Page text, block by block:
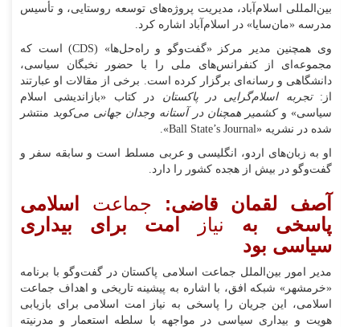
بین‌المللی اسلام‌آباد، مدیریت پروژه‌های توسعه روستایی، و تأسیس
مدرسه «مان‌سایا» در اسلام‌آباد اشاره کرد.
وی همچنین مدیر مرکز «گفت‌وگو و راه‌حل‌ها» (CDS) است که
مجموعه‌ای از کنفرانس‌های ملی را با حضور نخبگان سیاسی،
دانشگاهی و رسانه‌ای برگزار کرده است. برخی از مقالات او عبارتند
از:تجربه اسلام‌گرایی در پاکستان در کتاب «بازاندیشی اسلام
سیاسی» وکشمیر همچنان در آستانه وجدان جهانی می‌کوبد منتشر
شده در نشریه «Ball State’s Journal».
او به زبان‌های اردو، انگلیسی و عربی مسلط است و سابقه سفر و
گفت‌وگو در بیش از هجده کشور را دارد.
آصف لقمان قاضی: جماعت
اسلامی
پاسخی به نیاز
امت برای بیداری
سیاسی بود
مدیر امور بین‌الملل جماعت اسلامی پاکستان در گفت‌وگو با برنامه
«خرمشهر» شبکه افق، با اشاره به پیشینه تاریخی و اهداف جماعت
اسلامی، این جریان را پاسخی به نیاز امت اسلامی برای بازیابی
هویت و بیداری سیاسی در مواجهه با سلطه استعمار و مدرنیته